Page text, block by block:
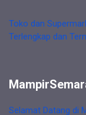
Toko dan
Terlengkap dan
Selamat Datang di